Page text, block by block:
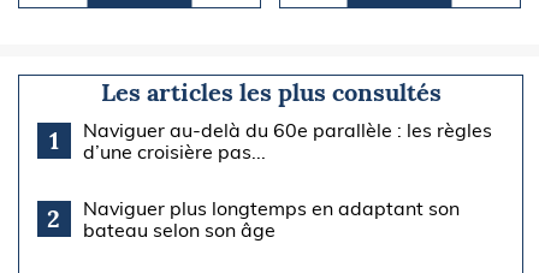
Les articles les plus consultés
1
Naviguer au-delà du 60e parallèle : les règles
d’une croisière pas...
2
Naviguer plus longtemps en adaptant son
bateau selon son âge